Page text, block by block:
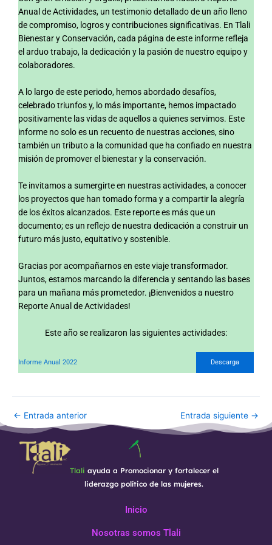
Anual de Actividades, un testimonio detallado de un año lleno
de compromiso, logros y contribuciones significativas. En Tlali
Bienestar y Conservación, cada página de este informe refleja
el arduo trabajo, la dedicación y la pasión de nuestro equipo y
colaboradores.
A lo largo de este periodo, hemos abordado desafíos,
celebrado triunfos y, lo más importante, hemos impactado
positivamente las vidas de aquellos a quienes servimos. Este
informe no solo es un recuento de nuestras acciones, sino
también un tributo a la comunidad que ha confiado en nuestra
misión de promover el bienestar y la conservación.
Te invitamos a sumergirte en nuestras actividades, a conocer
los proyectos que han tomado forma y a compartir la alegría
de los éxitos alcanzados. Este reporte es más que un
documento; es un reflejo de nuestra dedicación a construir un
futuro más justo, equitativo y sostenible.
Gracias por acompañarnos en este viaje transformador.
Juntos, estamos marcando la diferencia y sentando las bases
para un mañana más prometedor. ¡Bienvenidos a nuestro
Reporte Anual de Actividades!
Este año se realizaron las siguientes actividades:
Informe Anual 2022 Descarga
← Entrada anterior Entrada siguiente →
Tlali ayuda a Promocionar y fortalecer el
liderazgo político de las mujeres.
Inicio
Nosotras somos Tlali